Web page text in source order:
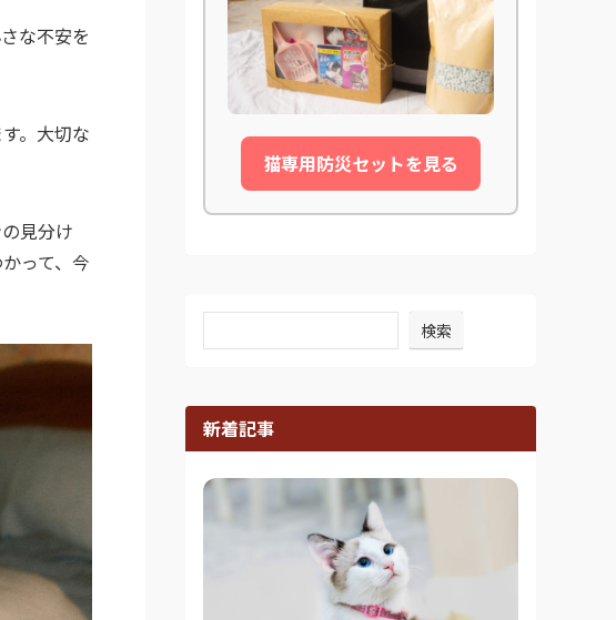
な不安を
。大切な
見分け
って、今
猫専用防災セットを見る
検索
新着記事